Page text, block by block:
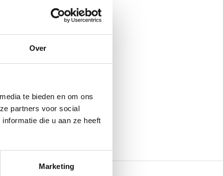
Over
te bieden en om ons
partners voor social
die u aan ze heeft
Marketing